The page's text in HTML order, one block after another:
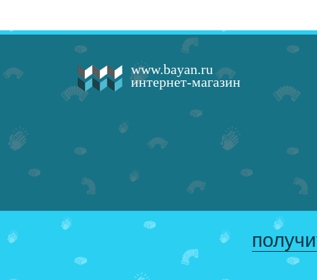
www.bayan.ru
интернет-магазин